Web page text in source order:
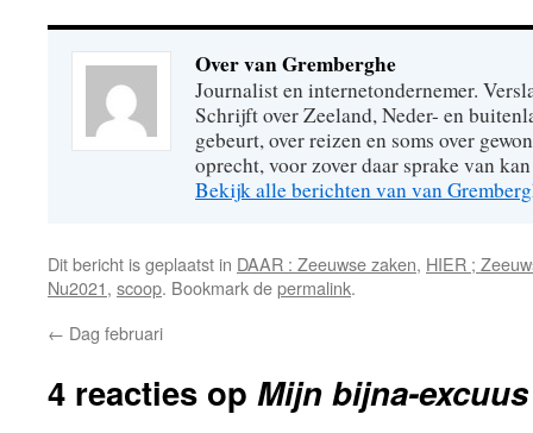
Over van Gremberghe
Journalist en internetondernemer.
Schrijft over Zeeland, Neder- en
gebeurt, over reizen en soms over
oprecht, voor zover daar sprake van
Bekijk alle berichten van van
Dit bericht is geplaatst in DAAR : Zeeuwse zaken, HIER ;
Nu2021, scoop. Bookmark depermalink.
← Dag februari
4 reacties op Mijn bijna-